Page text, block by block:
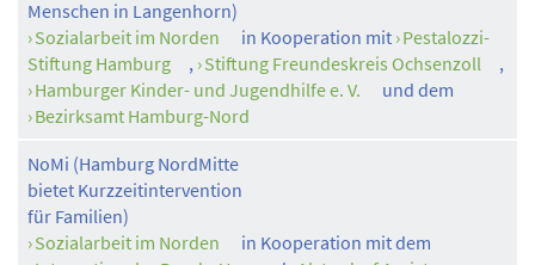
Menschen in Langenhorn)
Sozialarbeit im Norden
in Kooperation mit Pestalozzi-
Stiftung Hamburg
, Stiftung Freundeskreis Ochsenzoll
,
Hamburger Kinder- und Jugendhilfe e. V.
und dem
Bezirksamt Hamburg-Nord
NoMi (Hamburg NordMitte
bietet Kurzzeitintervention
für Familien)
Sozialarbeit im Norden
in Kooperation mit dem